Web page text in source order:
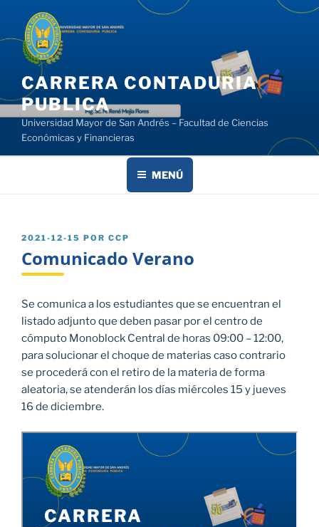
contenido
CARRERA CONTADURIA
PUBLICA
Universidad Mayor de San Andrés – Facultad de Ciencias
Económicas y Financieras
MENÚ
PUBLICADO
2021-12-15 POR CCP
Comunicado Verano
Se comunica a los estudiantes que se encuentran el
listado adjunto que deben pasar por el centro de
cómputo Monoblock Central de horas 09:00 – 12:00,
para solucionar el choque de materias caso contrario
se procederá con el retiro de la materia de forma
aleatoria, se atenderán los días miércoles 15 y jueves
16 de diciembre.